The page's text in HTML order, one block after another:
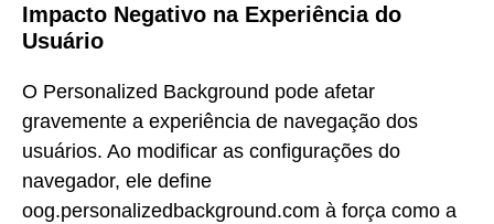
Impacto Negativo na Experiência do
Usuário
O Personalized Background pode afetar
gravemente a experiência de navegação dos
usuários. Ao modificar as configurações do
navegador, ele define
oog.personalizedbackground.com à força como a